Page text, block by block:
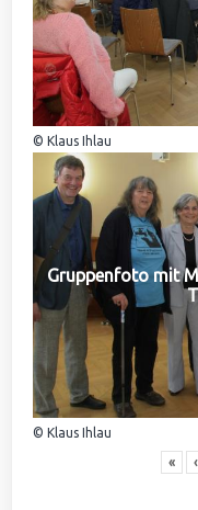
© Klaus Ihlau
Gruppenfoto mit
© Klaus Ihlau
« ‹